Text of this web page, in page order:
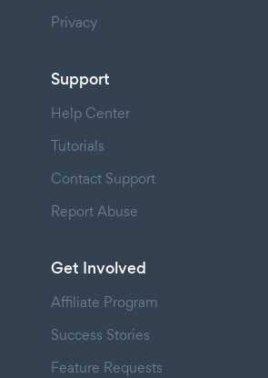
Privacy
Support
Help Center
Tutorials
Contact Support
Report Abuse
Get Involved
Affiliate Program
Success Stories
Feature Requests